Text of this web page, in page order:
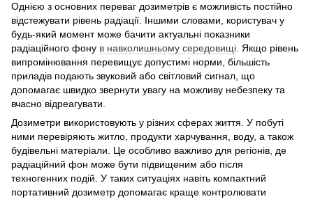
Однією з основних переваг дозиметрів є можливість постійно
відстежувати рівень радіації. Іншими словами, користувач у
будь-який момент може бачити актуальні показники
радіаційного фону в навколишньому середовищі. Якщо рівень
випромінювання перевищує допустимі норми, більшість
приладів подають звуковий або світловий сигнал, що
допомагає швидко звернути увагу на можливу небезпеку та
вчасно відреагувати.
Дозиметри використовують у різних сферах життя. У побуті
ними перевіряють житло, продукти харчування, воду, а також
будівельні матеріали. Це особливо важливо для регіонів, де
радіаційний фон може бути підвищеним або після
техногенних подій. У таких ситуаціях навіть компактний
портативний дозиметр допомагає краще контролювати